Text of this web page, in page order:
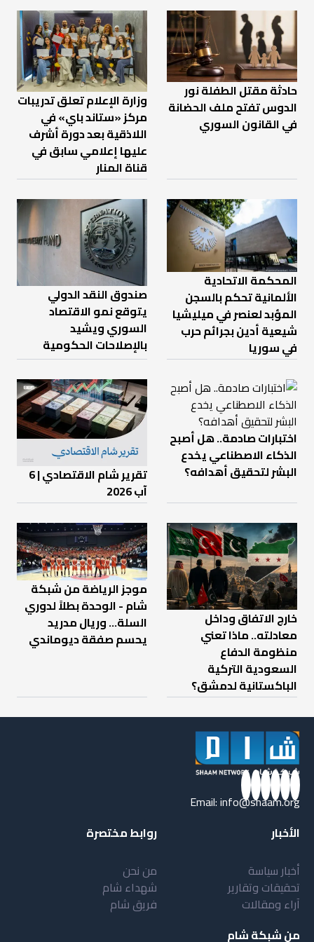
حادثة مقتل الطفلة نور
الدوس تفتح ملف الحضانة
في القانون السوري
وزارة الإعلام تعلق تدريبات
مركز «ستاند باي» في
اللاذقية بعد دورة أشرف
عليها إعلامي سابق في
قناة المنار
المحكمة الاتحادية
الألمانية تحكم بالسجن
المؤبد لعنصر في ميليشيا
شيعية أدين بجرائم حرب
في سوريا
صندوق النقد الدولي
يتوقع نمو الاقتصاد
السوري ويشيد
بالإصلاحات الحكومية
اختبارات صادمة.. هل أصبح
الذكاء الاصطناعي يخدع
البشر لتحقيق أهدافه؟
تقرير شام الاقتصادي | 6
آب 2026
خارج الاتفاق وداخل
معادلته.. ماذا تعني
منظومة الدفاع
السعودية التركية
الباكستانية لدمشق؟
موجز الرياضة من شبكة
شام - الوحدة بطلاً لدوري
السلة... وريال مدريد
يحسم صفقة ديوماندي
Email:info@shaam.org
الأخبار
أخبار سياسة
تحقيقات وتقارير
آراء ومقالات
روابط مختصرة
من نحن
شهداء شام
فريق شام
من شبكة شام